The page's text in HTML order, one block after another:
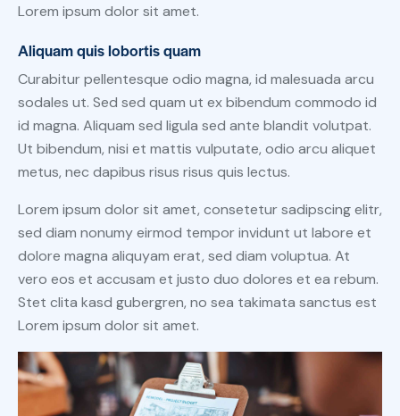
Lorem ipsum dolor sit amet.
Aliquam quis lobortis quam
Curabitur pellentesque odio magna, id malesuada arcu
sodales ut. Sed sed quam ut ex bibendum commodo id
id magna. Aliquam sed ligula sed ante blandit volutpat.
Ut bibendum, nisi et mattis vulputate, odio arcu aliquet
metus, nec dapibus risus risus quis lectus.
Lorem ipsum dolor sit amet, consetetur sadipscing elitr,
sed diam nonumy eirmod tempor invidunt ut labore et
dolore magna aliquyam erat, sed diam voluptua. At
vero eos et accusam et justo duo dolores et ea rebum.
Stet clita kasd gubergren, no sea takimata sanctus est
Lorem ipsum dolor sit amet.